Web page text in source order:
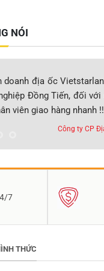
NÓI
doanh địa ốc
Đồng Tiến, đối
viên giao hàng nhanh
Công ty CP
7
THỨC